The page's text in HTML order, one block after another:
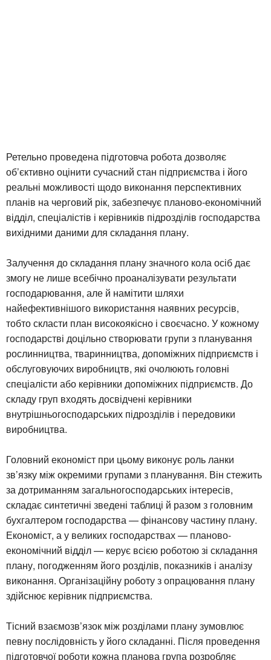
Ретельно проведена підготовча робота дозволяє
об’єктивно оцінити сучасний стан підприємства і його
реальні можливості щодо виконання перспективних
планів на черговий рік, забезпечує планово-економічний
відділ, спеціалістів і керівників підрозділів господарства
вихідними даними для складання плану.
Залучення до складання плану значного кола осіб дає
змогу не лише всебічно проаналізувати результати
господарювання, але й намітити шляхи
найефективнішого використання наявних ресурсів,
тобто скласти план високоякісно і своєчасно. У кожному
господарстві доцільно створювати групи з планування
рослинництва, тваринництва, допоміжних підприємств і
обслуговуючих виробництв, які очолюють головні
спеціалісти або керівники допоміжних підприємств. До
складу груп входять досвідчені керівники
внутрішньогосподарських підрозділів і передовики
виробництва.
Головний економіст при цьому виконує роль ланки
зв’язку між окремими групами з планування. Він стежить
за дотриманням загальногосподарських інтересів,
складає синтетичні зведені таблиці й разом з головним
бухгалтером господарства — фінансову частину плану.
Економіст, а у великих господарствах — планово-
економічний відділ — керує всією роботою зі складання
плану, погодженням його розділів, показників і аналізу
виконання. Організаційну роботу з опрацювання плану
здійснює керівник підприємства.
Тісний взаємозв’язок між розділами плану зумовлює
певну послідовність у його складанні. Після проведення
підготовчої роботи кожна планова група розробляє